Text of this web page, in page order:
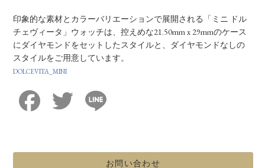
印象的な素材とカラーバリエーションで展開される「ミニ ドル
チェヴィータ」ウォッチは、控えめな21.50mm x 29mmのケース
にダイヤモンドをセットしたスタイルと、ダイヤモンドなしの
スタイルをご用意しています。
DOLCEVITA_MINI
Facebook Twitter
お問い合わせ